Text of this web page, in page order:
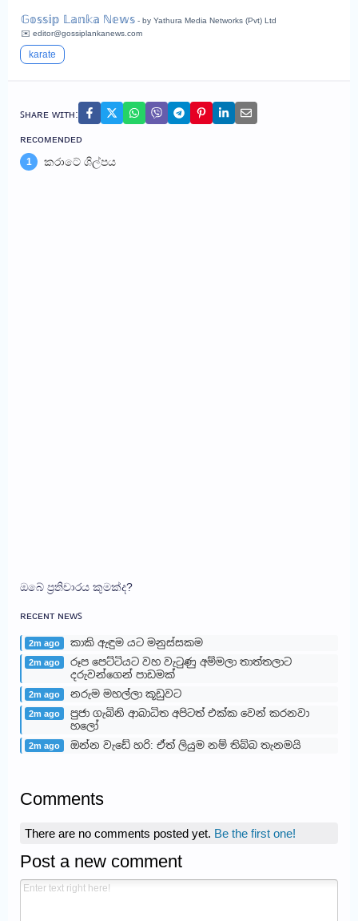
𝔾𝕠𝕤𝕤𝕚𝕡 𝕃𝕒𝕟𝕜𝕒 ℕ𝕖𝕨𝕤 - by Yathura Media Networks (Pvt) Ltd
✉️ editor@gossiplankanews.com
karate
ꜱʜᴀʀᴇ ᴡɪᴛʜ:
ʀᴇᴄᴏᴍᴇɴᴅᴇᴅ
1 කරාටේ ශිල්පය
ඔබේ ප්‍රතිචාරය කුමක්ද?
ʀᴇᴄᴇɴᴛ ɴᴇᴡꜱ
2m ago කාකි ඇඳුම යට මනුස්සකම
2m ago
රූප පෙට්ටියට වහ වැටුණු අම්මලා තාත්තලාට
දරුවන්ගෙන් පාඩමක්
2m ago නරුම මහල්ලා කූඩුවට
2m ago
පුජා ගැබිනි ආබාධිත අපිටත් එක්ක වෙන් කරනවා
හලෝ
2m ago ඔන්න වැඩේ හරි: ඒත් ලියුම නම් තිබ්බ තැනමයි
Comments
There are no comments posted yet. Be the first one!
Post a new comment